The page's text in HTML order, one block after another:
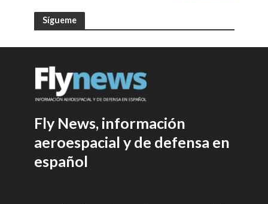
Sígueme
Fly News, información
aeroespacial y de defensa en
español